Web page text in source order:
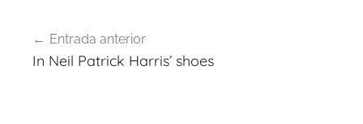
de
Entrada anterior
In Neil Patrick Harris’ shoes